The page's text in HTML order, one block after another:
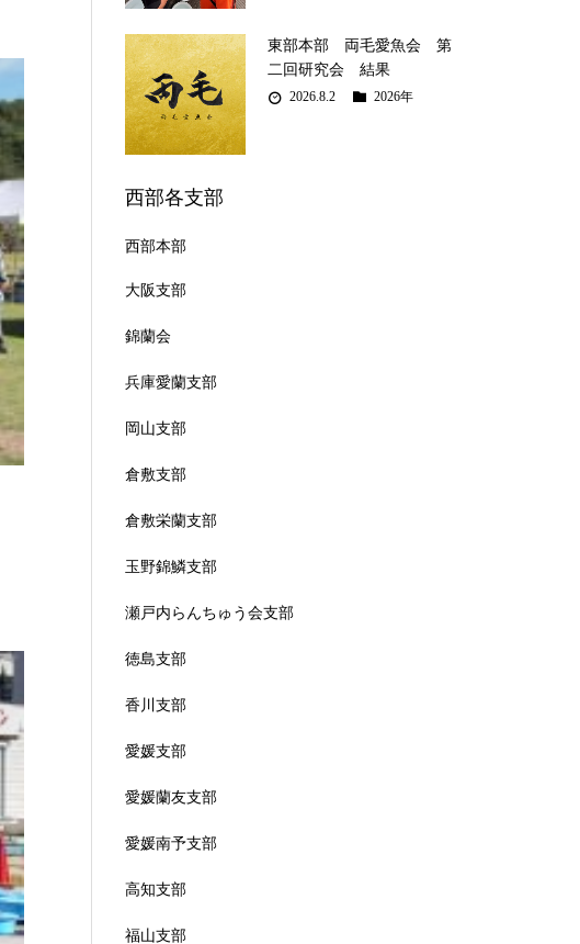
東部本部 両毛愛魚会 第
二回研究会 結果
2026.8.2 2026年
西部各支部
西部本部
大阪支部
錦蘭会
兵庫愛蘭支部
岡山支部
倉敷支部
倉敷栄蘭支部
玉野錦鱗支部
瀬戸内らんちゅう会支部
徳島支部
香川支部
愛媛支部
愛媛蘭友支部
愛媛南予支部
高知支部
福山支部